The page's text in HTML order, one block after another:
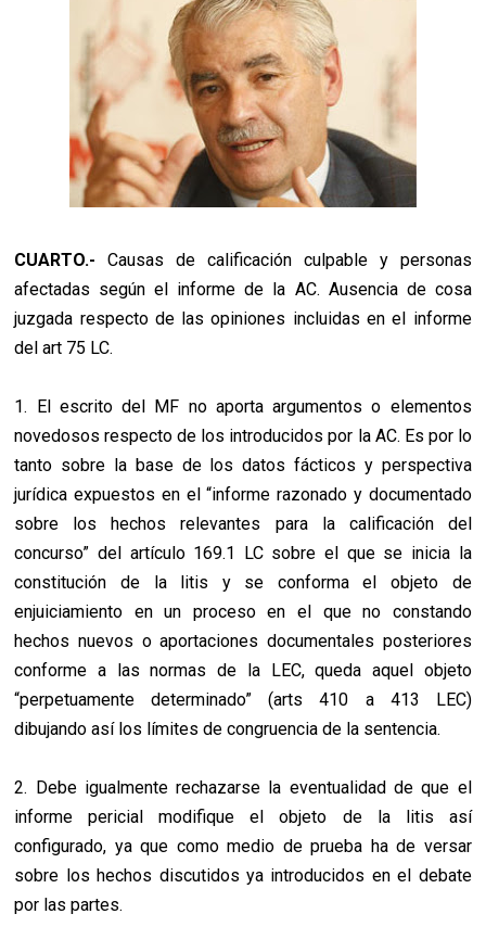
CUARTO.- Causas de calificación culpable y personas
afectadas según el informe de la AC. Ausencia de cosa
juzgada respecto de las opiniones incluidas en el informe
del art 75 LC.
1. El escrito del MF no aporta argumentos o elementos
novedosos respecto de los introducidos por la AC. Es por lo
tanto sobre la base de los datos fácticos y perspectiva
jurídica expuestos en el “informe razonado y documentado
sobre los hechos relevantes para la calificación del
concurso” del artículo 169.1 LC sobre el que se inicia la
constitución de la litis y se conforma el objeto de
enjuiciamiento en un proceso en el que no constando
hechos nuevos o aportaciones documentales posteriores
conforme a las normas de la LEC, queda aquel objeto
“perpetuamente determinado” (arts 410 a 413 LEC)
dibujando así los límites de congruencia de la sentencia.
2. Debe igualmente rechazarse la eventualidad de que el
informe pericial modifique el objeto de la litis así
configurado, ya que como medio de prueba ha de versar
sobre los hechos discutidos ya introducidos en el debate
por las partes.